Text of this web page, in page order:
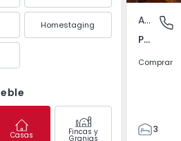
Homestaging
Casas Fincas y
Granjas
Póvoa
Apartamento
Póvoa de Varzim, Beiriz e Argivai, Porto
Comprar
3